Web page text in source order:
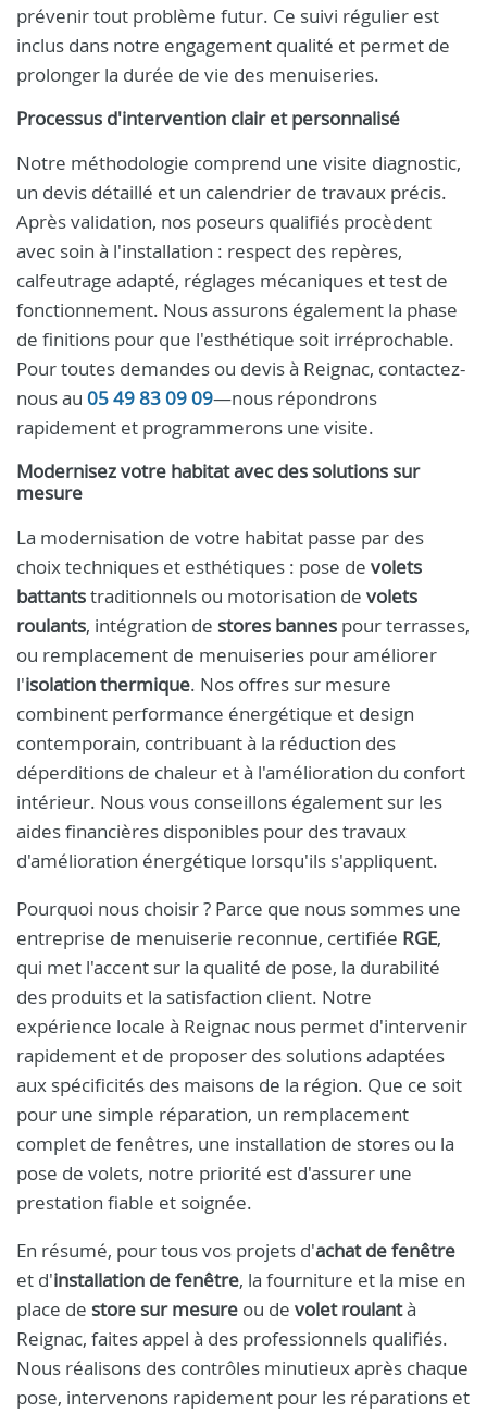
prévenir tout problème futur. Ce suivi régulier est
inclus dans notre engagement qualité et permet de
prolonger la durée de vie des menuiseries.
Processus d'intervention clair et personnalisé
Notre méthodologie comprend une visite diagnostic,
un devis détaillé et un calendrier de travaux précis.
Après validation, nos poseurs qualifiés procèdent
avec soin à l'installation : respect des repères,
calfeutrage adapté, réglages mécaniques et test de
fonctionnement. Nous assurons également la phase
de finitions pour que l'esthétique soit irréprochable.
Pour toutes demandes ou devis à Reignac, contactez-
nous au 05 49 83 09 09—nous répondrons
rapidement et programmerons une visite.
Modernisez votre habitat avec des solutions sur
mesure
La modernisation de votre habitat passe par des
choix techniques et esthétiques : pose de volets
battantstraditionnels ou motorisation de volets
roulants, intégration de stores bannes pour terrasses,
ou remplacement de menuiseries pour améliorer
l'isolation thermique. Nos offres sur mesure
combinent performance énergétique et design
contemporain, contribuant à la réduction des
déperditions de chaleur et à l'amélioration du confort
intérieur. Nous vous conseillons également sur les
aides financières disponibles pour des travaux
d'amélioration énergétique lorsqu'ils s'appliquent.
Pourquoi nous choisir ? Parce que nous sommes une
entreprise de menuiserie reconnue, certifiée RGE,
qui met l'accent sur la qualité de pose, la durabilité
des produits et la satisfaction client. Notre
expérience locale à Reignac nous permet d'intervenir
rapidement et de proposer des solutions adaptées
aux spécificités des maisons de la région. Que ce soit
pour une simple réparation, un remplacement
complet de fenêtres, une installation de stores ou la
pose de volets, notre priorité est d'assurer une
prestation fiable et soignée.
En résumé, pour tous vos projets d'achat de fenêtre
et d'installation de fenêtre, la fourniture et la mise en
place de store sur mesure ou de volet roulantà
Reignac, faites appel à des professionnels qualifiés.
Nous réalisons des contrôles minutieux après chaque
pose, intervenons rapidement pour les réparations et